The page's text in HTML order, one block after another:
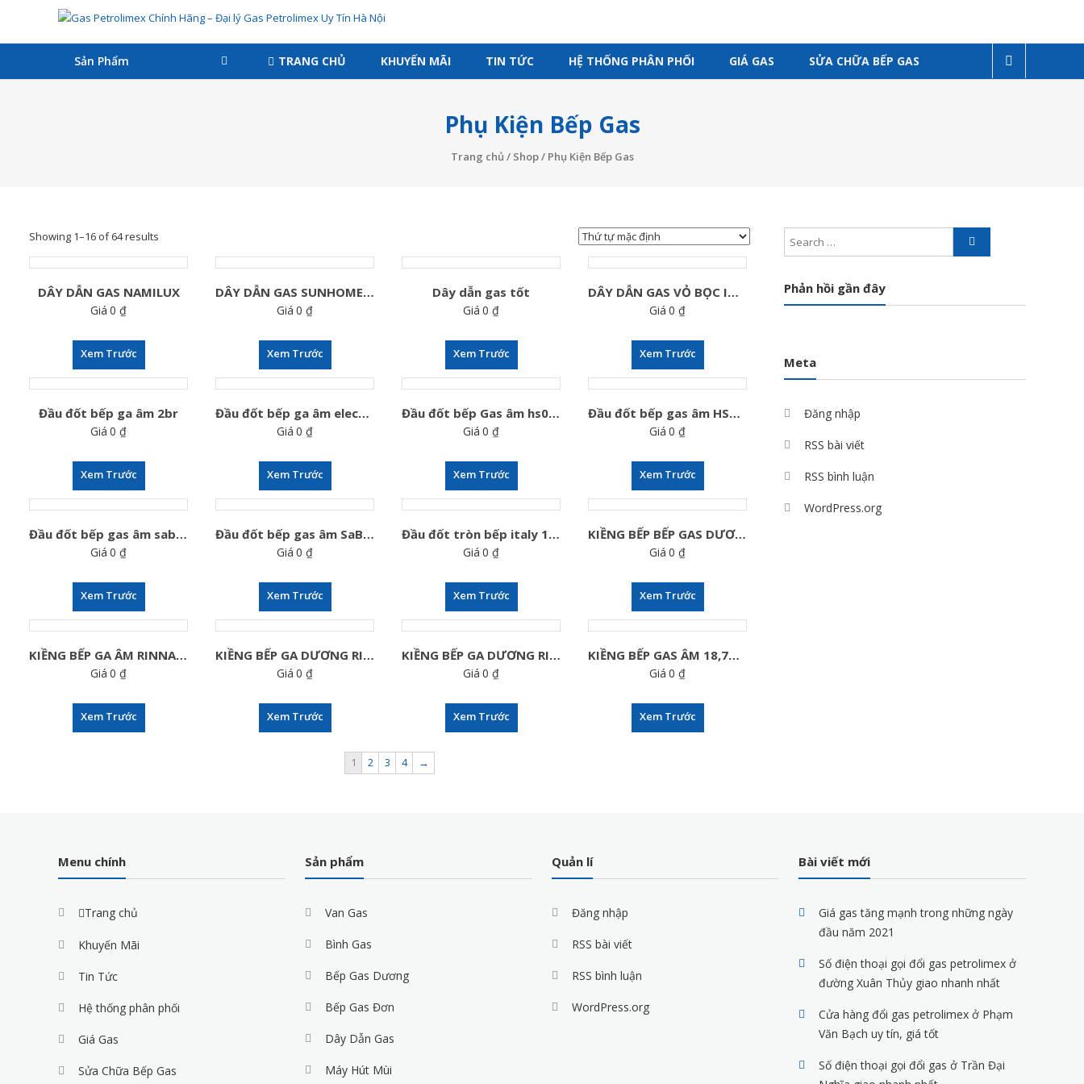
content
Gas
Petrolimex
Chính
Gas
Petrolimex
Uy
Tín
Hà
Nội
Petrolimex
Nội
Danh
Hàng
Gas
Uy
Sản Phẩm TRANG CHỦ KHUYẾN MÃI TIN TỨC HỆ THỐNG PHÂN PHỐI GIÁ GAS SỬA CHỮA BẾP GAS
Phụ Kiện Bếp Gas
Trang chủ / Shop/ Phụ Kiện Bếp Gas
Showing 1–16 of 64 results
DÂY DẪN GAS NAMILUX
Giá 0₫
Xem Trước
DÂY DẪN GAS SUNHOME SD395IWh
Giá 0₫
Xem Trước
Dây dẫn gas tốt
Giá 0₫
Xem Trước
DÂY DẪN GAS VỎ BỌC INOX KOSHUDO
Giá 0₫
Xem Trước
Đầu đốt bếp ga âm 2br
Giá 0₫
Xem Trước
Đầu đốt bếp ga âm electrolux
Giá 0₫
Xem Trước
Đầu đốt bếp Gas âm hs001a
Giá 0₫
Xem Trước
Đầu đốt bếp gas âm HS024A
Giá 0₫
Xem Trước
Đầu đốt bếp gas âm sabaf chẻ
Giá 0₫
Xem Trước
Đầu đốt bếp gas âm SaBaf HS002A
Giá 0₫
Xem Trước
Đầu đốt tròn bếp italy 100mm
Giá 0₫
Xem Trước
KIỀNG BẾP BẾP GAS DƯƠNG IKURA
Giá 0₫
Xem Trước
KIỀNG BẾP GA ÂM RINNAI RVB-2BG
Giá 0₫
Xem Trước
KIỀNG BẾP GA DƯƠNG RINNAI RET-2KR
Giá 0₫
Xem Trước
KIỀNG BẾP GA DƯƠNG RINNAI RV-615SLIM
Giá 0₫
Xem Trước
KIỀNG BẾP GAS ÂM 18,7CM
Giá 0₫
Xem Trước
1 2 3 4 →
Phản hồi gần đây
Meta
Đăng nhập
RSS bài viết
RSS bình luận
WordPress.org
Menu chính
Trang chủ
Khuyến Mãi
Tin Tức
Hệ thống phân phối
Giá Gas
Sửa Chữa Bếp Gas
Sản phẩm
Van Gas
Bình Gas
Bếp Gas Dương
Bếp Gas Đơn
Dây Dẫn Gas
Máy Hút Mùi
Quản lí
Đăng nhập
RSS bài viết
RSS bình luận
WordPress.org
Bài viết mới
Giá gas tăng mạnh trong những ngày
đầu năm 2021
Số điện thoại gọi đổi gas petrolimex ở
đường Xuân Thủy giao nhanh nhất
Cửa hàng đổi gas petrolimex ở Phạm
Văn Bạch uy tín, giá tốt
Số điện thoại gọi đổi gas ở Trần Đại